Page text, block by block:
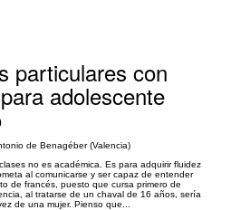
particulares con
adolescente
de Benagéber (Valencia)
no es académica. Es para adquirir fluidez
al comunicarse y ser capaz de entender
de francés, puesto que cursa primero de
al tratarse de un chaval de 16 años, sería
de una mujer. Pienso que...